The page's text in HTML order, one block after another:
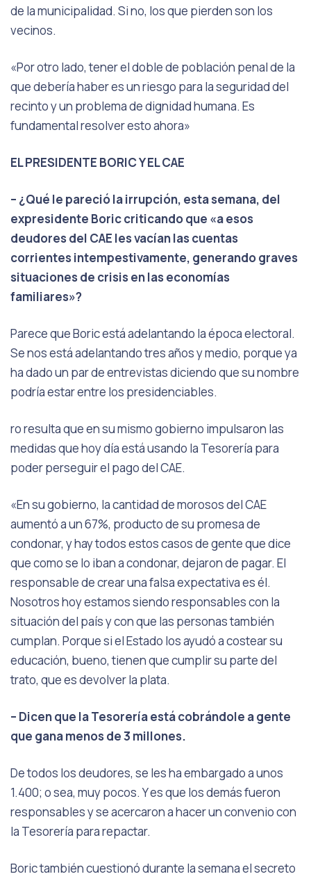
de la municipalidad. Si no, los que pierden son los
vecinos.
«Por otro lado, tener el doble de población penal de la
que debería haber es un riesgo para la seguridad del
recinto y un problema de dignidad humana. Es
fundamental resolver esto ahora»
EL PRESIDENTE BORIC Y EL CAE
– ¿Qué le pareció la irrupción, esta semana, del
expresidente Boric criticando que «a esos
deudores del CAE les vacían las cuentas
corrientes intempestivamente, generando graves
situaciones de crisis en las economías
familiares»?
Parece que Boric está adelantando la época electoral.
Se nos está adelantando tres años y medio, porque ya
ha dado un par de entrevistas diciendo que su nombre
podría estar entre los presidenciables.
ro resulta que en su mismo gobierno impulsaron las
medidas que hoy día está usando la Tesorería para
poder perseguir el pago del CAE.
«En su gobierno, la cantidad de morosos del CAE
aumentó a un 67%, producto de su promesa de
condonar, y hay todos estos casos de gente que dice
que como se lo iban a condonar, dejaron de pagar. El
responsable de crear una falsa expectativa es él.
Nosotros hoy estamos siendo responsables con la
situación del país y con que las personas también
cumplan. Porque si el Estado los ayudó a costear su
educación, bueno, tienen que cumplir su parte del
trato, que es devolver la plata.
– Dicen que la Tesorería está cobrándole a gente
que gana menos de 3 millones.
De todos los deudores, se les ha embargado a unos
1.400; o sea, muy pocos. Y es que los demás fueron
responsables y se acercaron a hacer un convenio con
la Tesorería para repactar.
Boric también cuestionó durante la semana el secreto